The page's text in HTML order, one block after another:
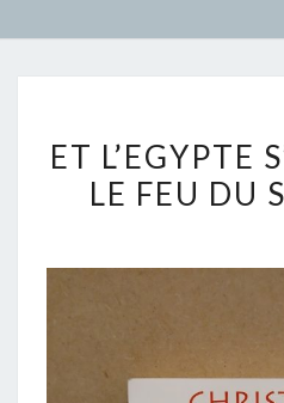
ET L’EGYPTE
LE FEU DU